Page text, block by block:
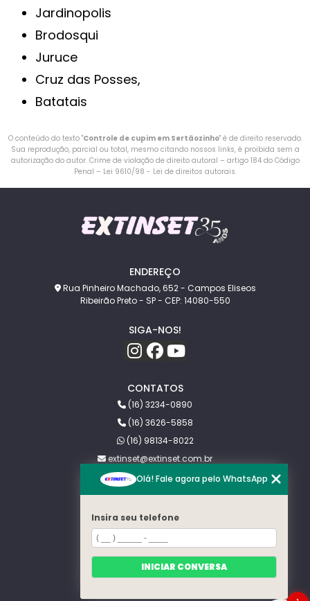
Jardinopolis
Brodosqui
Juruce
Cruz das Posses,
Batatais
O conteúdo do texto "Controle de cupim em Sertãozinho" é de direito reservado.
Sua reprodução, parcial ou total, mesmo citando nossos links, é proibida sem a
autorização do autor. Crime de violação de direito autoral – artigo 184 do Código
Penal – Lei 9610/98 - Lei de direitos autorais.
ENDEREÇO
Rua Pinheiro Machado, 652 - Campos Eliseos
Ribeirão Preto - SP - CEP: 14080-550
SIGA-NOS!
CONTATOS
(16) 3234-0890
(16) 3626-5858
(16) 98134-8022
extinset@extinset.com.br
MENU
HOME
SOBRE NÓS
PRAGAS
CONTATO
CATEGORIAS
Olá! Fale agora pelo WhatsApp
Insira seu telefone
INICIAR CONVERSA